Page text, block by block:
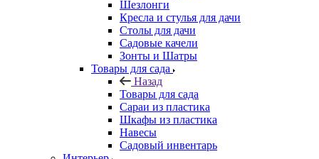
Шезлонги
Кресла и стулья для дачи
Столы для дачи
Садовые качели
Зонты и Шатры
Товары для сада
Назад
Товары для сада
Сараи из пластика
Шкафы из пластика
Навесы
Садовый инвентарь